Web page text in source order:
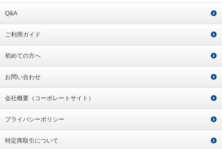
Q&A
ご利用ガイド
初めての方へ
お問い合わせ
会社概要（コーポレートサイト）
プライバシーポリシー
特定商取引について